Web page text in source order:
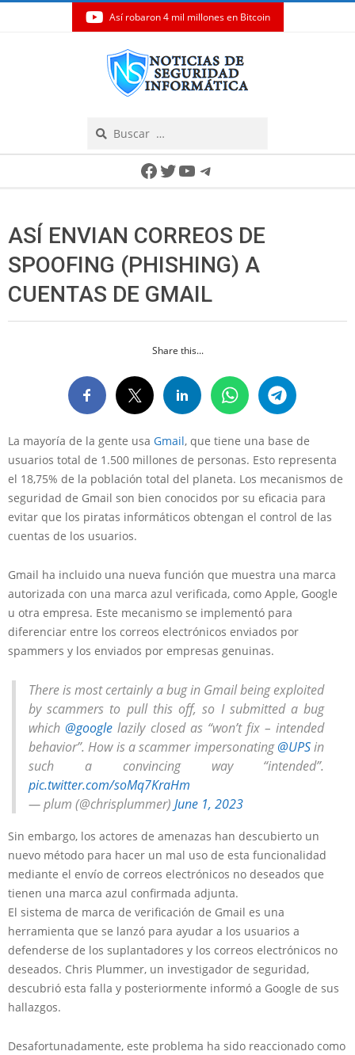
Así robaron 4 mil millones en Bitcoin
Facebook
Twitter
YouTube
Telegram
ASÍ ENVIAN CORREOS DE
SPOOFING (PHISHING) A
CUENTAS DE GMAIL
Share this...
La mayoría de la gente usa Gmail, que tiene una base de
usuarios total de 1.500 millones de personas. Esto representa
el 18,75% de la población total del planeta. Los mecanismos de
seguridad de Gmail son bien conocidos por su eficacia para
evitar que los piratas informáticos obtengan el control de las
cuentas de los usuarios.
Gmail ha incluido una nueva función que muestra una marca
autorizada con una marca azul verificada, como Apple, Google
u otra empresa. Este mecanismo se implementó para
diferenciar entre los correos electrónicos enviados por
spammers y los enviados por empresas genuinas.
There is most certainly a bug in Gmail being exploited
by scammers to pull this off, so I submitted a bug
which @google lazily closed as “won’t fix – intended
behavior”. How is a scammer impersonating@UPSin
such a convincing way “intended”.
pic.twitter.com/soMq7KraHm
— plum (@chrisplummer) June 1, 2023
Sin embargo, los actores de amenazas han descubierto un
nuevo método para hacer un mal uso de esta funcionalidad
mediante el envío de correos electrónicos no deseados que
tienen una marca azul confirmada adjunta.
El sistema de marca de verificación de Gmail es una
herramienta que se lanzó para ayudar a los usuarios a
defenderse de los suplantadores y los correos electrónicos no
deseados. Chris Plummer, un investigador de seguridad,
descubrió esta falla y posteriormente informó a Google de sus
hallazgos.
Desafortunadamente, este problema ha sido reaccionado como